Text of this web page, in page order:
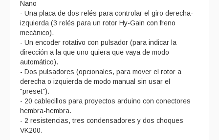
Nano
- Una placa de dos relés para controlar el giro derecha-
izquierda (3 relés para un rotor Hy-Gain con freno
mecánico).
- Un encoder rotativo con pulsador (para indicar la
dirección a la que uno quiera que vaya de modo
automático).
- Dos pulsadores (opcionales, para mover el rotor a
derecha o izquierda de modo manual sin usar el
"preset").
- 20 cablecillos para proyectos arduino con conectores
hembra-hembra.
- 2 resistencias, tres condensadores y dos choques
VK200.